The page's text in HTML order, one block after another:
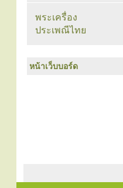
พระเครื่อง
ประเพณีไทย
หน้าเว็บบอร์ด